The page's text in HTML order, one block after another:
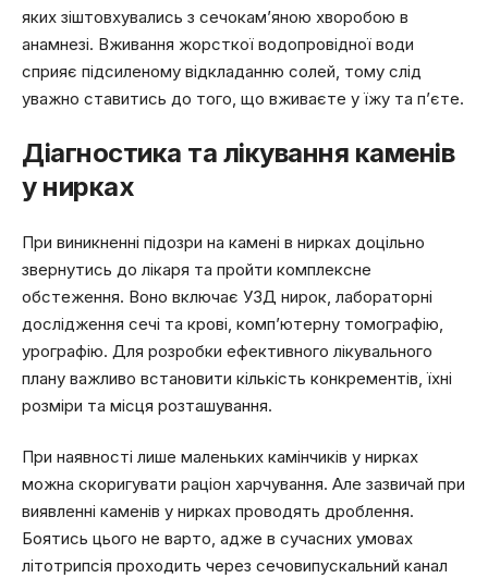
яких зіштовхувались з сечокам’яною хворобою в
анамнезі. Вживання жорсткої водопровідної води
сприяє підсиленому відкладанню солей, тому слід
уважно ставитись до того, що вживаєте у їжу та п’єте.
Діагностика та лікування каменів
у нирках
При виникненні підозри на камені в нирках доцільно
звернутись до лікаря та пройти комплексне
обстеження. Воно включає УЗД нирок, лабораторні
дослідження сечі та крові, комп’ютерну томографію,
урографію. Для розробки ефективного лікувального
плану важливо встановити кількість конкрементів, їхні
розміри та місця розташування.
При наявності лише маленьких камінчиків у нирках
можна скоригувати раціон харчування. Але зазвичай при
виявленні каменів у нирках проводять дроблення.
Боятись цього не варто, адже в сучасних умовах
літотрипсія проходить через сечовипускальний канал